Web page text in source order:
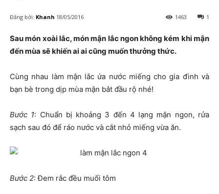
Đăng bởi: Khanh 18/05/2016 1
1463
Sau món xoài lắc, món mận lắc ngon không kém khi mận
đến mùa sẽ khiến ai ai cũng muốn thưởng thức.
Cùng nhau làm mận lắc ứa nước miếng cho gia đình và
bạn bè trong dịp mùa mận bắt đầu rộ nhé!
Bước 1: Chuẩn bị khoảng 3 đến 4 lạng mận ngon, rửa
sạch sau đó để ráo nước và cắt nhỏ miếng vừa ăn.
Bước 2: Đem rắc đều muối tôm